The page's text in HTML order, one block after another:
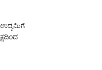
ಉದ್ಯಮಿಗೆ